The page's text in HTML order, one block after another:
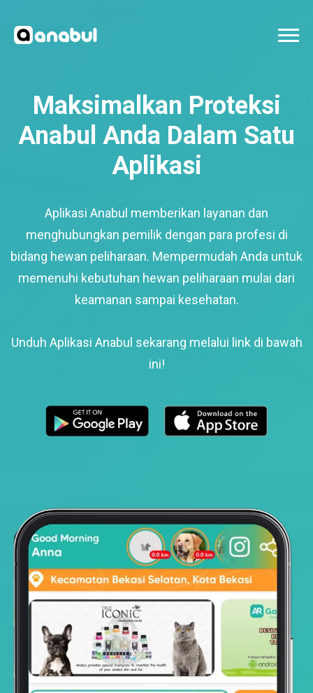
Maksimalkan Proteksi
Anabul Anda Dalam Satu
Aplikasi
Aplikasi Anabul memberikan layanan dan
menghubungkan pemilik dengan para profesi di
bidang hewan peliharaan. Mempermudah Anda untuk
memenuhi kebutuhan hewan peliharaan mulai dari
keamanan sampai kesehatan.
Unduh Aplikasi Anabul sekarang melalui link di bawah
ini!